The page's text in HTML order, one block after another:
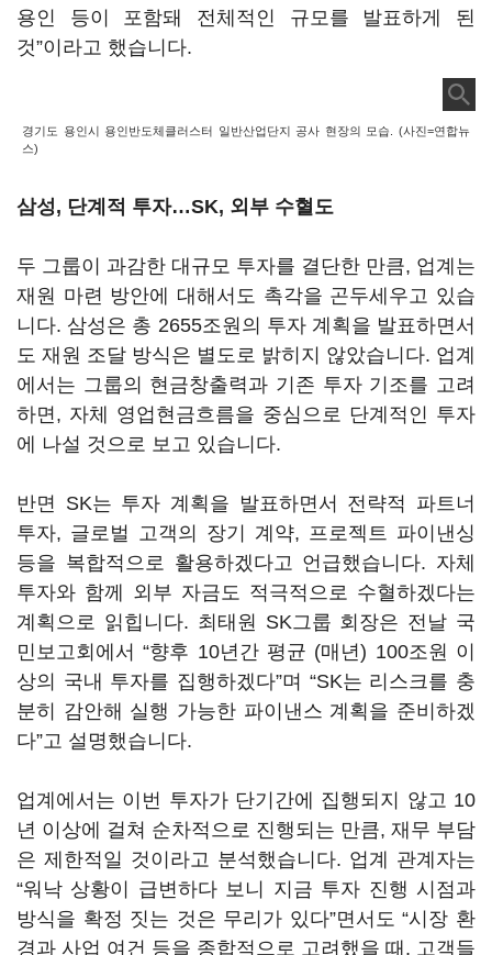
용인 등이 포함돼 전체적인 규모를 발표하게 된
것”이라고 했습니다.
경기도 용인시 용인반도체클러스터 일반산업단지 공사 현장의 모습. (사진=연합뉴
스)
삼성, 단계적 투자…SK, 외부 수혈도
두 그룹이 과감한 대규모 투자를 결단한 만큼, 업계는
재원 마련 방안에 대해서도 촉각을 곤두세우고 있습
니다. 삼성은 총 2655조원의 투자 계획을 발표하면서
도 재원 조달 방식은 별도로 밝히지 않았습니다. 업계
에서는 그룹의 현금창출력과 기존 투자 기조를 고려
하면, 자체 영업현금흐름을 중심으로 단계적인 투자
에 나설 것으로 보고 있습니다.
반면 SK는 투자 계획을 발표하면서 전략적 파트너
투자, 글로벌 고객의 장기 계약, 프로젝트 파이낸싱
등을 복합적으로 활용하겠다고 언급했습니다. 자체
투자와 함께 외부 자금도 적극적으로 수혈하겠다는
계획으로 읽힙니다. 최태원 SK그룹 회장은 전날 국
민보고회에서 “향후 10년간 평균 (매년) 100조원 이
상의 국내 투자를 집행하겠다”며 “SK는 리스크를 충
분히 감안해 실행 가능한 파이낸스 계획을 준비하겠
다”고 설명했습니다.
업계에서는 이번 투자가 단기간에 집행되지 않고 10
년 이상에 걸쳐 순차적으로 진행되는 만큼, 재무 부담
은 제한적일 것이라고 분석했습니다. 업계 관계자는
“워낙 상황이 급변하다 보니 지금 투자 진행 시점과
방식을 확정 짓는 것은 무리가 있다”면서도 “시장 환
경과 사업 여건 등을 종합적으로 고려했을 때, 고객들